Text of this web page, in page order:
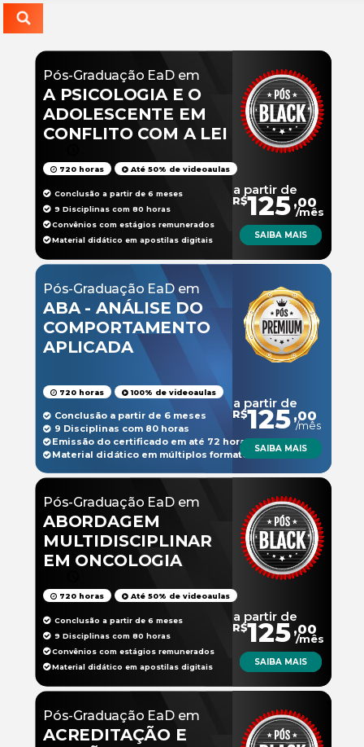
Pós-Graduação EaD em
A PSICOLOGIA E O
ADOLESCENTE EM
CONFLITO COM A LEI
720 horas Até 50% de videoaulas
Conclusão a partir de 6 meses
9 Disciplinas com 80 horas
Convênios com estágios remunerados
Material didático em apostilas digitais
a partir de
R$125,00
/mês
SAIBA MAIS
Pós-Graduação EaD em
ABA - ANÁLISE DO
COMPORTAMENTO
APLICADA
720 horas 100% de videoaulas
Conclusão a partir de 6 meses
9 Disciplinas com 80 horas
Emissão do certificado em até 72 horas
Material didático em múltiplos formatos
a partir de
R$125,00
/mês
SAIBA MAIS
Pós-Graduação EaD em
ABORDAGEM
MULTIDISCIPLINAR
EM ONCOLOGIA
720 horas Até 50% de videoaulas
Conclusão a partir de 6 meses
9 Disciplinas com 80 horas
Convênios com estágios remunerados
Material didático em apostilas digitais
a partir de
R$125,00
/mês
SAIBA MAIS
Pós-Graduação EaD em
ACREDITAÇÃO E